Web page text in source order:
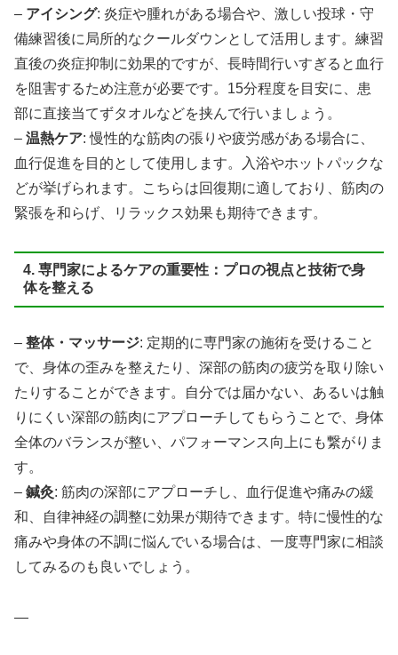
– アイシング: 炎症や腫れがある場合や、激しい投球・守
備練習後に局所的なクールダウンとして活用します。練習
直後の炎症抑制に効果的ですが、長時間行いすぎると血行
を阻害するため注意が必要です。15分程度を目安に、患
部に直接当てずタオルなどを挟んで行いましょう。
– 温熱ケア: 慢性的な筋肉の張りや疲労感がある場合に、
血行促進を目的として使用します。入浴やホットパックな
どが挙げられます。こちらは回復期に適しており、筋肉の
緊張を和らげ、リラックス効果も期待できます。
4. 専門家によるケアの重要性：プロの視点と技術で身
体を整える
– 整体・マッサージ: 定期的に専門家の施術を受けること
で、身体の歪みを整えたり、深部の筋肉の疲労を取り除い
たりすることができます。自分では届かない、あるいは触
りにくい深部の筋肉にアプローチしてもらうことで、身体
全体のバランスが整い、パフォーマンス向上にも繋がりま
す。
– 鍼灸: 筋肉の深部にアプローチし、血行促進や痛みの緩
和、自律神経の調整に効果が期待できます。特に慢性的な
痛みや身体の不調に悩んでいる場合は、一度専門家に相談
してみるのも良いでしょう。
—